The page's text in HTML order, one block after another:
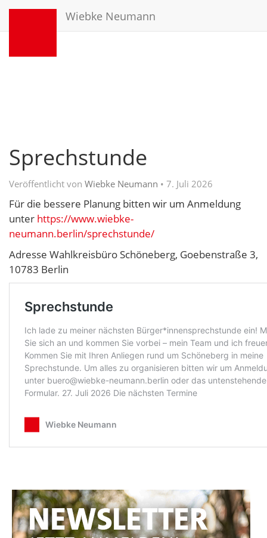
Wiebke Neumann
Sprechstunde
Veröffentlicht von Wiebke Neumann • 7. Juli 2026
Für die bessere Planung bitten wir um Anmeldung
unter https://www.wiebke-
neumann.berlin/sprechstunde/
Adresse Wahlkreisbüro Schöneberg, Goebenstraße 3,
10783 Berlin